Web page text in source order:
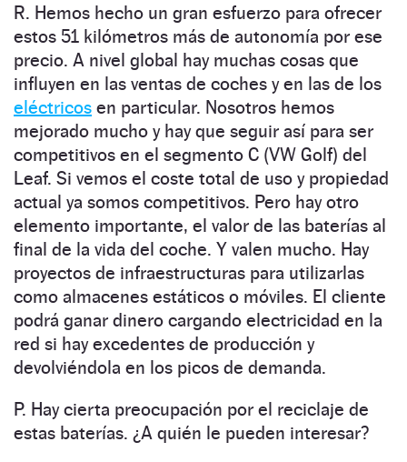
R. Hemos hecho un gran esfuerzo para ofrecer
estos 51 kilómetros más de autonomía por ese
precio. A nivel global hay muchas cosas que
influyen en las ventas de coches y en las de los
eléctricos en particular. Nosotros hemos
mejorado mucho y hay que seguir así para ser
competitivos en el segmento C (VW Golf) del
Leaf. Si vemos el coste total de uso y propiedad
actual ya somos competitivos. Pero hay otro
elemento importante, el valor de las baterías al
final de la vida del coche. Y valen mucho. Hay
proyectos de infraestructuras para utilizarlas
como almacenes estáticos o móviles. El cliente
podrá ganar dinero cargando electricidad en la
red si hay excedentes de producción y
devolviéndola en los picos de demanda.
P. Hay cierta preocupación por el reciclaje de
estas baterías. ¿A quién le pueden interesar?